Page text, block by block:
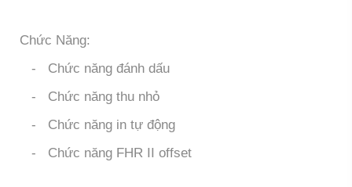
Chức Năng:
- Chức năng đánh dấu
- Chức năng thu nhỏ
- Chức năng in tự động
- Chức năng FHR II offset